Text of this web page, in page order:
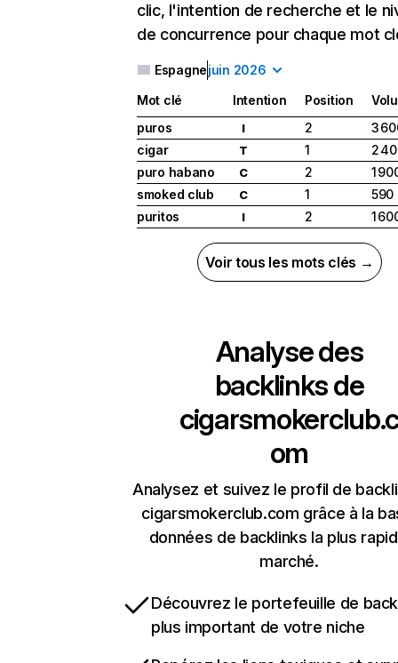
clic, l'intention de recherche et le
de concurrence pour chaque mot
Espagnejuin 2026
Mot clé Intention Position
puros
I 2
3
cigar
T 1
2
puro habano
C 2
1
smoked club
C 1
590
puritos
I 2 1
Voir tous les mots clés →
Analyse des
backlinks de
om
Analysez et suivez le profil de
cigarsmokerclub.com grâce à la
données de backlinks la plus
marché.
Découvrez le portefeuille de
plus important de votre niche